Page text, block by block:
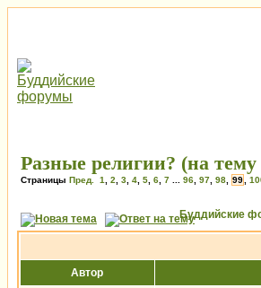
Разные религии? (на
Страницы Пред. 1 2 3 4 5 6 7 96 97 98 99
Буддийские
Автор